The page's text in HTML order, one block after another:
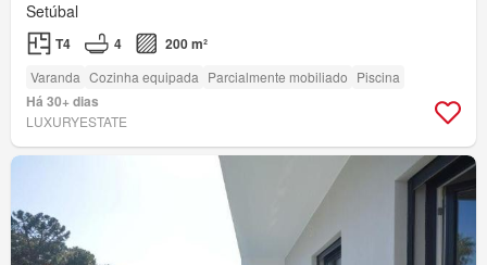
Setúbal
T4 4 200 m²
Varanda Cozinha equipada Parcialmente mobiliado Piscina
Há 30+ dias
LUXURYESTATE